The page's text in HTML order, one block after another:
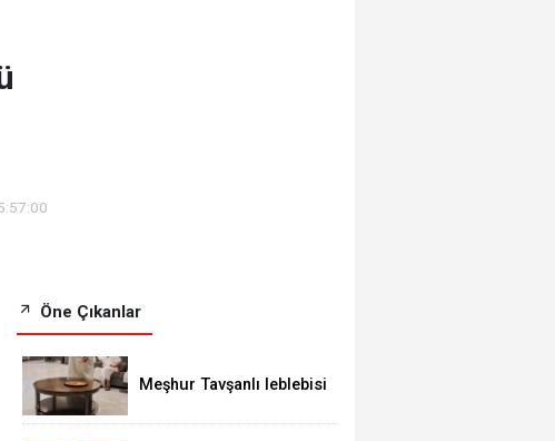
Öne Çıkanlar
Meşhur Tavşanlı leblebisi